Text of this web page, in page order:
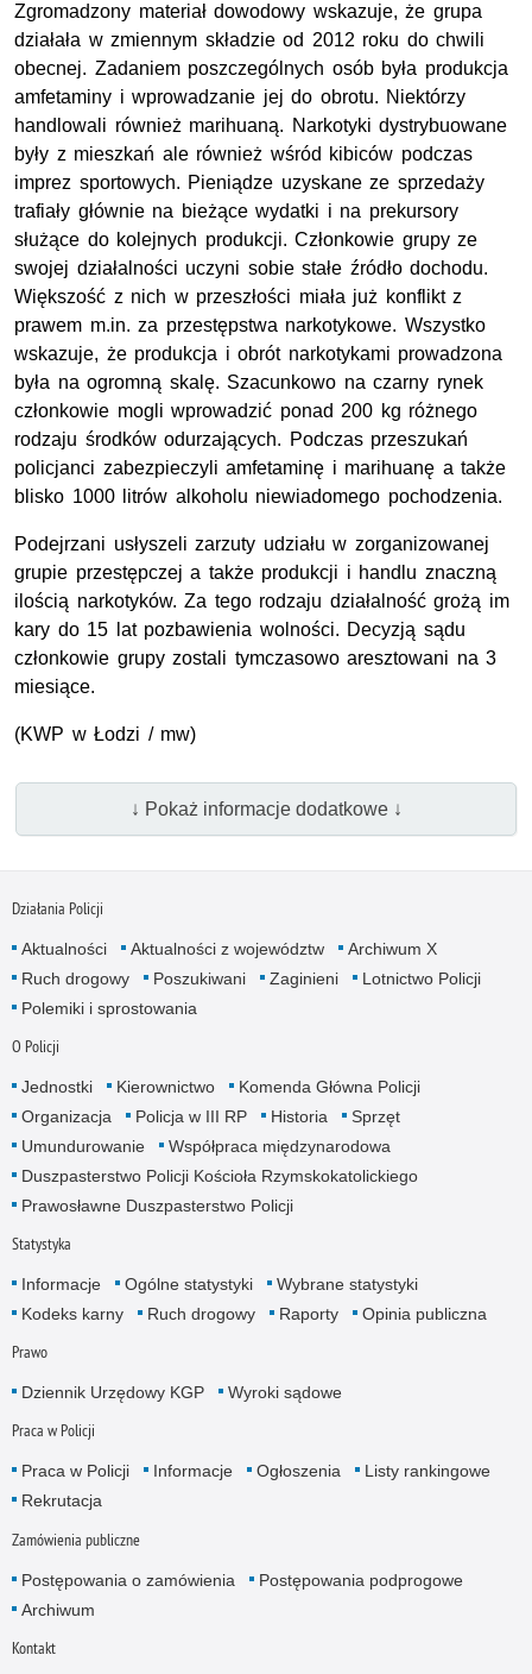
Zgromadzony materiał dowodowy wskazuje, że grupa
działała w zmiennym składzie od 2012 roku do chwili
obecnej. Zadaniem poszczególnych osób była produkcja
amfetaminy i wprowadzanie jej do obrotu. Niektórzy
handlowali również marihuaną. Narkotyki dystrybuowane
były z mieszkań ale również wśród kibiców podczas
imprez sportowych. Pieniądze uzyskane ze sprzedaży
trafiały głównie na bieżące wydatki i na prekursory
służące do kolejnych produkcji. Członkowie grupy ze
swojej działalności uczyni sobie stałe źródło dochodu.
Większość z nich w przeszłości miała już konflikt z
prawem m.in. za przestępstwa narkotykowe. Wszystko
wskazuje, że produkcja i obrót narkotykami prowadzona
była na ogromną skalę. Szacunkowo na czarny rynek
członkowie mogli wprowadzić ponad 200 kg różnego
rodzaju środków odurzających. Podczas przeszukań
policjanci zabezpieczyli amfetaminę i marihuanę a także
blisko 1000 litrów alkoholu niewiadomego pochodzenia.
Podejrzani usłyszeli zarzuty udziału w zorganizowanej
grupie przestępczej a także produkcji i handlu znaczną
ilością narkotyków. Za tego rodzaju działalność grożą im
kary do 15 lat pozbawienia wolności. Decyzją sądu
członkowie grupy zostali tymczasowo aresztowani na 3
miesiące.
(KWP w Łodzi / mw)
↓ Pokaż informacje dodatkowe ↓
Działania Policji
Aktualności Aktualności z województw
Archiwum X
Ruch drogowy
Poszukiwani Zaginieni
Lotnictwo Policji
Polemiki i sprostowania
O Policji
Jednostki Kierownictwo
Komenda Główna Policji
Organizacja
Policja w III RP Historia
Sprzęt
Umundurowanie
Współpraca międzynarodowa
Duszpasterstwo Policji Kościoła Rzymskokatolickiego
Prawosławne Duszpasterstwo Policji
Statystyka
Informacje Ogólne statystyki
Wybrane statystyki
Kodeks karny
Ruch drogowy Raporty Opinia publiczna
Prawo
Dziennik Urzędowy KGP Wyroki sądowe
Praca w Policji
Praca w Policji Informacje Ogłoszenia
Listy rankingowe
Rekrutacja
Zamówienia publiczne
Postępowania o zamówienia
Postępowania podprogowe
Archiwum
Kontakt